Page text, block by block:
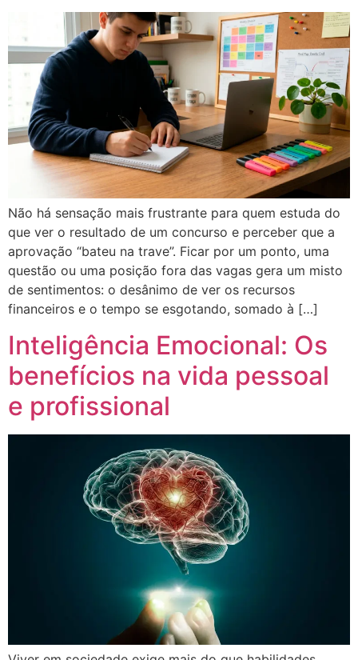
Não há sensação mais frustrante para quem estuda do
que ver o resultado de um concurso e perceber que a
aprovação “bateu na trave”. Ficar por um ponto, uma
questão ou uma posição fora das vagas gera um misto
de sentimentos: o desânimo de ver os recursos
financeiros e o tempo se esgotando, somado à […]
Inteligência Emocional: Os
benefícios na vida pessoal
e profissional